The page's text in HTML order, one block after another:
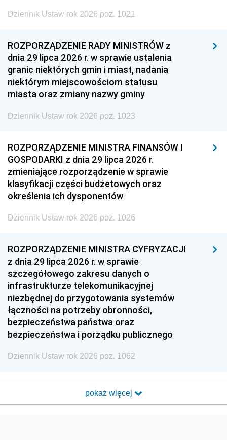
Dziennik Ustaw rok 2026 poz. 1021
ROZPORZĄDZENIE RADY MINISTRÓW z
dnia 29 lipca 2026 r. w sprawie ustalenia
granic niektórych gmin i miast, nadania
niektórym miejscowościom statusu
miasta oraz zmiany nazwy gminy
Dziennik Ustaw rok 2026 poz. 1023
ROZPORZĄDZENIE MINISTRA FINANSÓW I
GOSPODARKI z dnia 29 lipca 2026 r.
zmieniające rozporządzenie w sprawie
klasyfikacji części budżetowych oraz
określenia ich dysponentów
Dziennik Ustaw rok 2026 poz. 1026
ROZPORZĄDZENIE MINISTRA CYFRYZACJI
z dnia 29 lipca 2026 r. w sprawie
szczegółowego zakresu danych o
infrastrukturze telekomunikacyjnej
niezbędnej do przygotowania systemów
łączności na potrzeby obronności,
bezpieczeństwa państwa oraz
bezpieczeństwa i porządku publicznego
Dziennik Ustaw rok 2026 poz. 1062
pokaż więcej